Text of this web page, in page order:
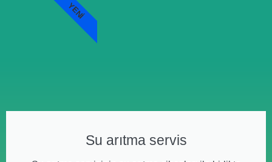
Su arıtma servis
YENI